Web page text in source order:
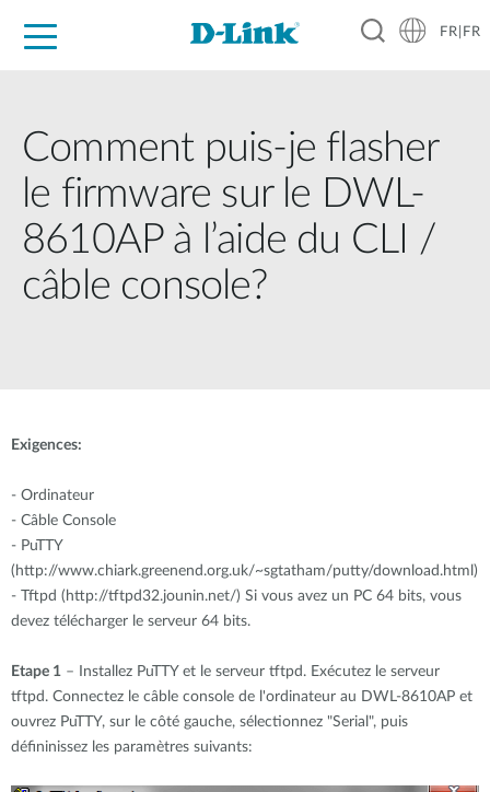
FR|FR
Comment puis-je flasher
le firmware sur le DWL-
8610AP à l’aide du CLI /
câble console?
Exigences:
- Ordinateur
- Câble Console
- PuTTY
(http://www.chiark.greenend.org.uk/~sgtatham/putty/download.html)
-
Tftpd (http://tftpd32.jounin.net/) Si vous avez un PC 64 bits, vous
devez télécharger le serveur 64 bits.
Etape 1 – Installez PuTTY et le serveur tftpd. Exécutez le serveur
tftpd. Connectez le câble console de l'ordinateur au DWL-8610AP et
ouvrez PuTTY, sur le côté gauche, sélectionnez "Serial", puis
défininissez les paramètres suivants: